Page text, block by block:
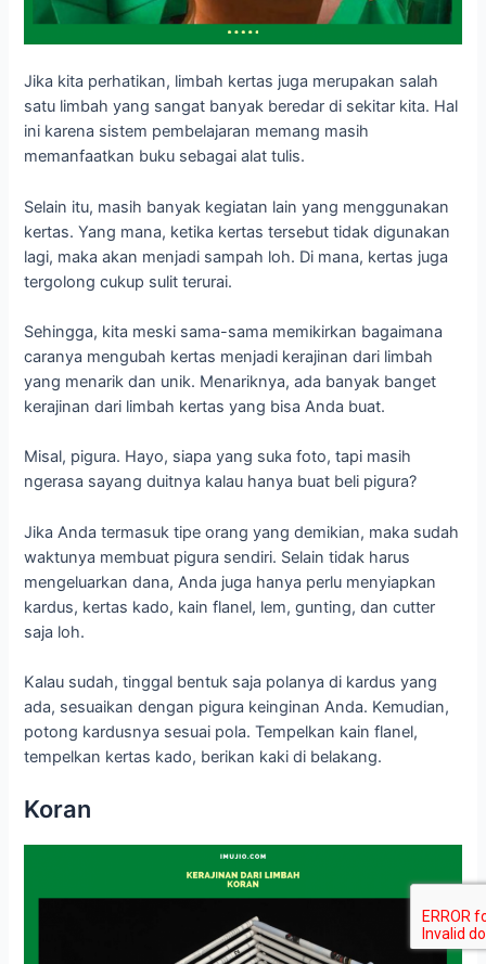
Jika kita perhatikan, limbah kertas juga merupakan salah
satu limbah yang sangat banyak beredar di sekitar kita. Hal
ini karena sistem pembelajaran memang masih
memanfaatkan buku sebagai alat tulis.
Selain itu, masih banyak kegiatan lain yang menggunakan
kertas. Yang mana, ketika kertas tersebut tidak digunakan
lagi, maka akan menjadi sampah loh. Di mana, kertas juga
tergolong cukup sulit terurai.
Sehingga, kita meski sama-sama memikirkan bagaimana
caranya mengubah kertas menjadi kerajinan dari limbah
yang menarik dan unik. Menariknya, ada banyak banget
kerajinan dari limbah kertas yang bisa Anda buat.
Misal, pigura. Hayo, siapa yang suka foto, tapi masih
ngerasa sayang duitnya kalau hanya buat beli pigura?
Jika Anda termasuk tipe orang yang demikian, maka sudah
waktunya membuat pigura sendiri. Selain tidak harus
mengeluarkan dana, Anda juga hanya perlu menyiapkan
kardus, kertas kado, kain flanel, lem, gunting, dan cutter
saja loh.
Kalau sudah, tinggal bentuk saja polanya di kardus yang
ada, sesuaikan dengan pigura keinginan Anda. Kemudian,
potong kardusnya sesuai pola. Tempelkan kain flanel,
tempelkan kertas kado, berikan kaki di belakang.
Koran